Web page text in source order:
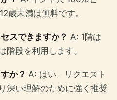
歳未満は無料です。
スできますか？ A: 1階は
階段を利用します。
か？ A: はい、リクエスト
深い理解のために強く推奨